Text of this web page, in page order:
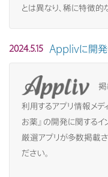
とは異なり、稀に特徴的
2024.5.15 Applivに開発
利用するアプリ情報メデ
お薬』の開発に関するイ
厳選アプリが多数掲載
ださい。